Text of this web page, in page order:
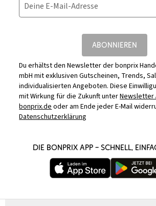
Deine E-Mail-Adresse
ABONNIEREN
Du erhältst den Newsletter der bonprix
mbH mit exklusiven Gutscheinen, Trends,
individualisierten Angeboten. Diese
mit Wirkung für die Zukunft unterNewsletter
bonprix.deoder am Ende jeder E-Mail
Datenschutzerklärung
DIE BONPRIX APP – SCHNELL,